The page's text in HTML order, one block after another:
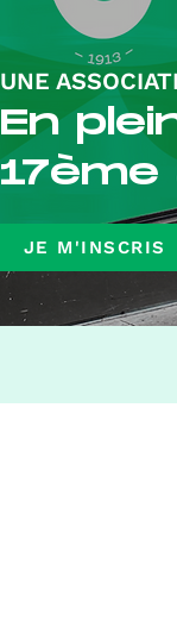
UNE
En
JE M'INSCRIS